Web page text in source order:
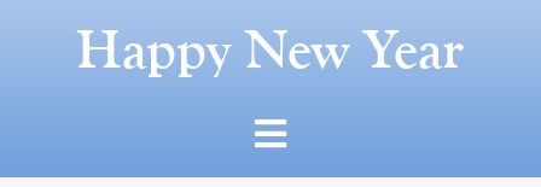
Happy New Year